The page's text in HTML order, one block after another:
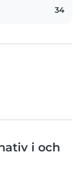
34
i och